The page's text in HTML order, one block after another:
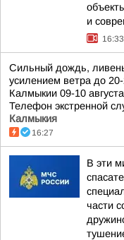
и
16:33
Сильный дождь,
усилением ветра до
Калмыкии 09-10
Телефон экстренной
Калмыкия
16:27
В эти
части